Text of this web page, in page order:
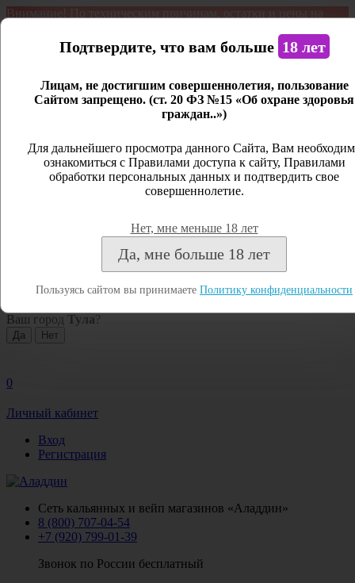
Внимание! По техническим причинам, остатки и цены на
является демонстрационным. Дистанционная продажа не
Открыть сайдбар
Личный кабинет
Закрыть
Посмотреть все результаты
Ваш город Тула ?
0
Личный кабинет
Вход
Регистрация
Сеть кальянных и вейп магазинов «Аладдин»
8 (800) 707-04-54
+7 (920) 799-01-39
Звонок по России бесплатный
Подтвердите, что вам больше 18 лет
Лицам, не достигшим совершеннолетия, пользование
Сайтом запрещено. (ст. 20 ФЗ №15 «Об охране здоровья
граждан..»)
Для дальнейшего просмотра данного Сайта, Вам
ознакомиться с Правилами доступа к сайту, Правилами
обработки персональных данных и подтвердить свое
совершеннолетие.
Нет, мне меньше 18 лет
Да, мне больше 18 лет
Пользуясь сайтом вы принимаете Политику конфиденциальности